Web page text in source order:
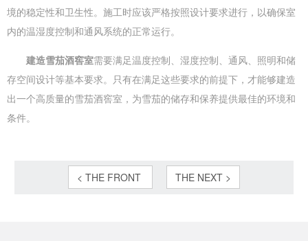
境的稳定性和卫生性。施工时应该严格按照设计要求进行，以确保室
内的温湿度控制和通风系统的正常运行。
建造雪茄酒窖室需要满足温度控制、湿度控制、通风、照明和储
存空间设计等基本要求。只有在满足这些要求的前提下，才能够建造
出一个高质量的雪茄酒窖室，为雪茄的储存和保养提供最佳的环境和
条件。
< THE FRONT THE NEXT >